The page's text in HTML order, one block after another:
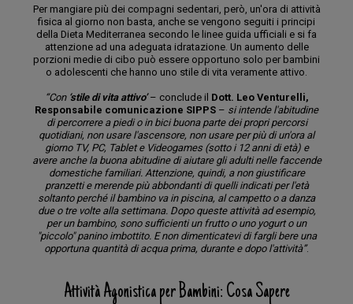
Per mangiare più dei compagni sedentari, però, un'ora di attività
fisica al giorno non basta, anche se vengono seguiti i principi
della Dieta Mediterranea secondo le linee guida ufficiali e si fa
attenzione ad una adeguata idratazione. Un aumento delle
porzioni medie di cibo può essere opportuno solo per bambini
o adolescenti che hanno uno stile di vita veramente attivo.
“Con ‘stile di vita attivo’– conclude il Dott. Leo Venturelli,
Responsabile comunicazione SIPPS – si intende l'abitudine
di percorrere a piedi o in bici buona parte dei propri percorsi
quotidiani, non usare l'ascensore, non usare per più di un'ora al
giorno TV, PC, Tablet e Videogames (sotto i 12 anni di età) e
avere anche la buona abitudine di aiutare gli adulti nelle faccende
domestiche familiari. Attenzione, quindi, a non giustificare
pranzetti e merende più abbondanti di quelli indicati per l'età
soltanto perché il bambino va in piscina, al campetto o a danza
due o tre volte alla settimana. Dopo queste attività ad esempio,
per un bambino, sono sufficienti un frutto o uno yogurt o un
"piccolo" panino imbottito. E non dimenticatevi di fargli bere una
opportuna quantità di acqua prima, durante e dopo l'attività”.
Attività Agonistica per Bambini: Cosa Sapere